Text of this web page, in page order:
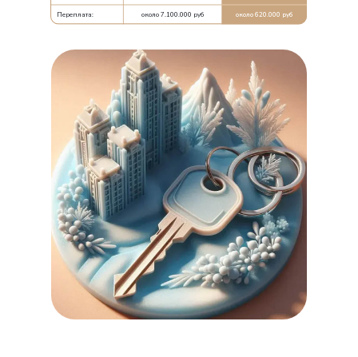
Переплата: около 7.100.000 руб около 620.000 руб